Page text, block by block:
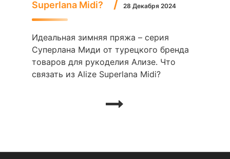
Superlana Midi?
28 Декабря 2024
Идеальная зимняя пряжа – серия
Суперлана Миди от турецкого бренда
товаров для рукоделия Ализе. Что
связать из Alize Superlana Midi?